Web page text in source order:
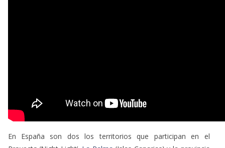
En España son dos los territorios que participan en el
de Ávila(Castilla y León), ambos destinos ejemplares para el